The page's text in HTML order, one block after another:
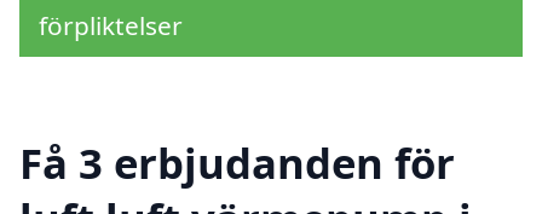
förpliktelser
Få 3 erbjudanden för